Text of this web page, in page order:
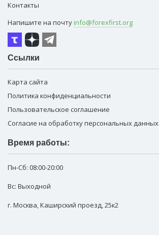
Контакты
Напишите на почту info@forexfirst.org
Ссылки
Карта сайта
Политика конфиденциальности
Пользовательское соглашение
Согласие на обработку персональных данных
Время работы:
Пн-Сб: 08:00-20:00
Вс: Выходной
г. Москва,Каширский проезд, 25к2